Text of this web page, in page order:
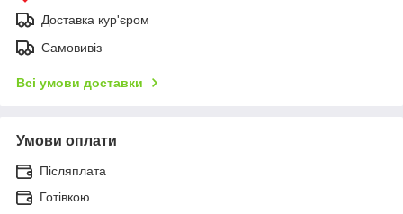
Доставка кур'єром
Самовивіз
Всі умови доставки
Умови оплати
Післяплата
Готівкою